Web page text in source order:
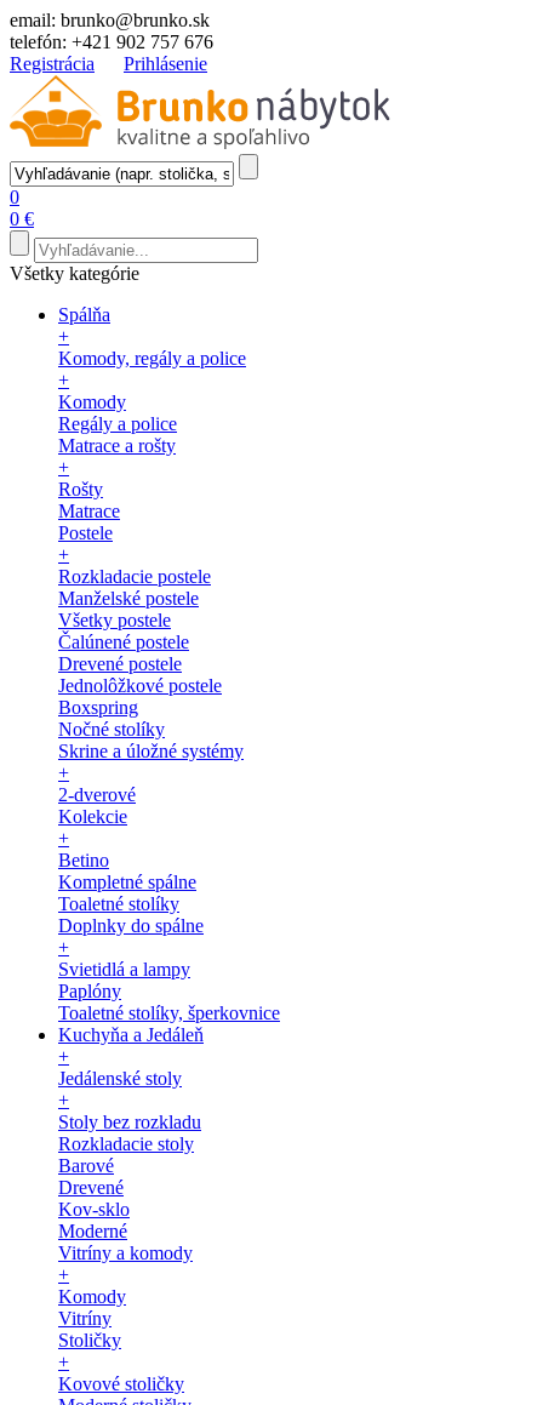
email: brunko@brunko.sk
telefón: +421 902 757 676
Registrácia
Prihlásenie
0
0 €
Všetky kategórie
Spálňa
+
Komody, regály a police
+
Komody
Regály a police
Matrace a rošty
+
Rošty
Matrace
Postele
+
Rozkladacie postele
Manželské postele
Všetky postele
Čalúnené postele
Drevené postele
Jednolôžkové postele
Boxspring
Nočné stolíky
Skrine a úložné systémy
+
2-dverové
Kolekcie
+
Betino
Kompletné spálne
Toaletné stolíky
Doplnky do spálne
+
Svietidlá a lampy
Paplóny
Toaletné stolíky, šperkovnice
Kuchyňa a Jedáleň
+
Jedálenské stoly
+
Stoly bez rozkladu
Rozkladacie stoly
Barové
Drevené
Kov-sklo
Moderné
Vitríny a komody
+
Komody
Vitríny
Stoličky
+
Kovové stoličky